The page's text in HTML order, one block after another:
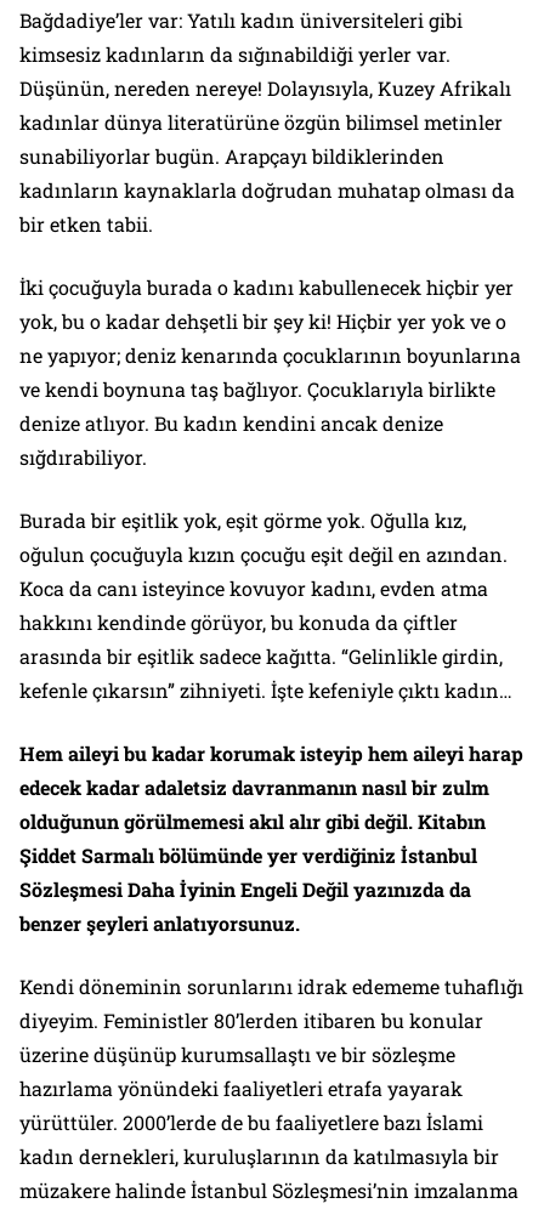
Bağdadiye’ler var: Yatılı kadın üniversiteleri gibi
kimsesiz kadınların da sığınabildiği yerler var.
Düşünün, nereden nereye! Dolayısıyla, Kuzey Afrikalı
kadınlar dünya literatürüne özgün bilimsel metinler
sunabiliyorlar bugün. Arapçayı bildiklerinden
kadınların kaynaklarla doğrudan muhatap olması da
bir etken tabii.
İki çocuğuyla burada o kadını kabullenecek hiçbir yer
yok, bu o kadar dehşetli bir şey ki! Hiçbir yer yok ve o
ne yapıyor; deniz kenarında çocuklarının boyunlarına
ve kendi boynuna taş bağlıyor. Çocuklarıyla birlikte
denize atlıyor. Bu kadın kendini ancak denize
sığdırabiliyor.
Burada bir eşitlik yok, eşit görme yok. Oğulla kız,
oğulun çocuğuyla kızın çocuğu eşit değil en azından.
Koca da canı isteyince kovuyor kadını, evden atma
hakkını kendinde görüyor, bu konuda da çiftler
arasında bir eşitlik sadece kağıtta. “Gelinlikle girdin,
kefenle çıkarsın” zihniyeti. İşte kefeniyle çıktı kadın…
Hem aileyi bu kadar korumak isteyip hem aileyi harap
edecek kadar adaletsiz davranmanın nasıl bir zulm
olduğunun görülmemesi akıl alır gibi değil. Kitabın
Şiddet Sarmalıbölümünde yer verdiğiniz İstanbul
Sözleşmesi Daha İyinin Engeli Değilyazınızda da
benzer şeyleri anlatıyorsunuz.
Kendi döneminin sorunlarını idrak edememe tuhaflığı
diyeyim. Feministler 80’lerden itibaren bu konular
üzerine düşünüp kurumsallaştı ve bir sözleşme
hazırlama yönündeki faaliyetleri etrafa yayarak
yürüttüler. 2000’lerde de bu faaliyetlere bazı İslami
kadın dernekleri, kuruluşlarının da katılmasıyla bir
müzakere halinde İstanbul Sözleşmesi’nin imzalanma